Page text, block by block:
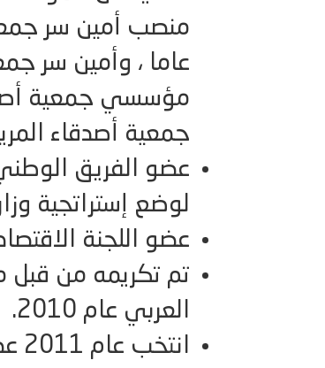
مؤسسي جمعية
جمعية أصدقاء
عضو الفريق
لوضع إستراتجية
عضو اللجنة
تم تكريمه من قبل
العربي عام 2010.